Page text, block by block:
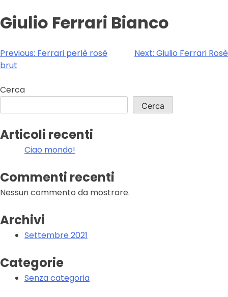
Giulio Ferrari Bianco
Navigazione
articoli
Previous: Ferrari perlè rosè
brut
Next: Giulio Ferrari Rosè
Cerca
Cerca
Articoli recenti
Ciao mondo!
Commenti recenti
Nessun commento da mostrare.
Archivi
Settembre 2021
Categorie
Senza categoria